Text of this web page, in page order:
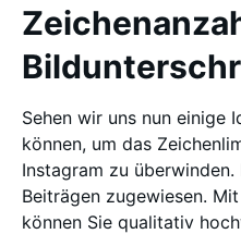
Sehen wir uns nun einige
können, um das
Instagram zu
Beiträgen zugewiesen.
können Sie qualitativ